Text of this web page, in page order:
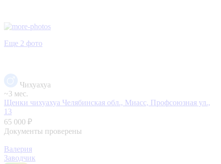
Еще 2 фото
Чихуахуа
~3 мес.
Щенки чихуахуа Челябинская обл., Миасс, Профсоюзная ул.,
13
65 000 ₽
Документы проверены
Валерия
Заводчик